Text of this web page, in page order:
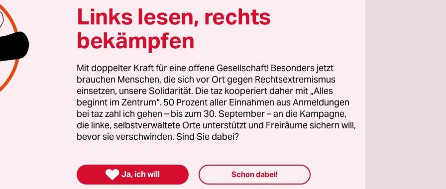
Ich habe das Video nicht veröffentlicht. Aber ich
damit und kann die Konsequenzen tragen. Mir war
Medien mir daraus einen Strick drehen
wundere mich nur, dass kaum ein Journalist meine Seite
hören wollte. Ich habe sogar bei derBild-Zeitung
aber der zuständige Redakteur hat es abgelehnt, mit mir zu
sich so im Bundestag, wie Sie es getan haben?
reagieren, wenn einem Antisemitismus vorgeworfen
empört. Das erinnert mich an die McCarthy-Ära. Da hieß
Links lesen, rechts
bekämpfen
Mit doppelter Kraft für eine offene Gesellschaft! Besonders jetzt
brauchen Menschen, die sich vor Ort gegen Rechtsextremismus
einsetzen, unsere Solidarität. Die taz kooperiert daher mit „Alles
beginnt im Zentrum“. 50 Prozent aller Einnahmen aus Anmeldungen
bei taz zahl ich gehen – bis zum 30. September – an die Kampagne,
die linke, selbstverwaltete Orte unterstützt und Freiräume sichern will,
bevor sie verschwinden. Sind Sie dabei?
 Ja, ich will Schon dabei!